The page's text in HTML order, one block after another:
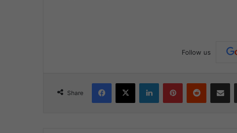
Follow us
Share